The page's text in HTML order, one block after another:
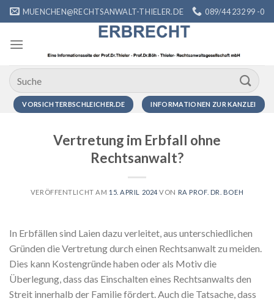
Zum
Inhalt
springen
MUENCHEN@RECHTSANWALT-THIELER.DE 089/44 232 99 -0
VORSICHTERBSCHLEICHER.DE INFORMATIONEN ZUR KANZLEI
Vertretung im Erbfall ohne
Rechtsanwalt?
VERÖFFENTLICHT AM 15. APRIL 2024 VON RA PROF. DR. BOEH
In Erbfällen sind Laien dazu verleitet, aus unterschiedlichen
Gründen die Vertretung durch einen Rechtsanwalt zu meiden.
Dies kann Kostengründe haben oder als Motiv die
Überlegung, dass das Einschalten eines Rechtsanwalts den
Streit innerhalb der Familie fördert. Auch die Tatsache, dass